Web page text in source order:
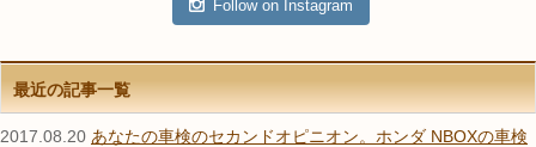
Follow on Instagram
最近の記事一覧
2017.08.20 あなたの車検のセカンドオピニオン。ホンダ NBOXの車検